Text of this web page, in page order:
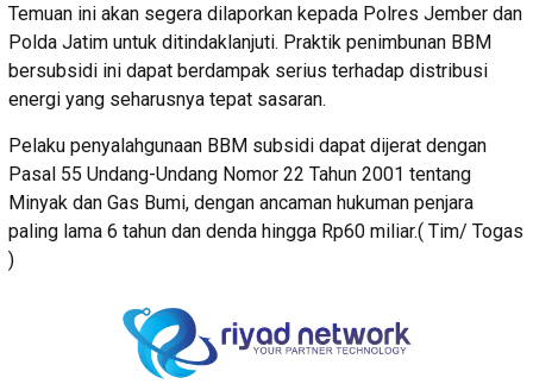
Temuan ini akan segera dilaporkan kepada Polres Jember dan
Polda Jatim untuk ditindaklanjuti. Praktik penimbunan BBM
bersubsidi ini dapat berdampak serius terhadap distribusi
energi yang seharusnya tepat sasaran.
Pelaku penyalahgunaan BBM subsidi dapat dijerat dengan
Pasal 55 Undang-Undang Nomor 22 Tahun 2001 tentang
Minyak dan Gas Bumi, dengan ancaman hukuman penjara
paling lama 6 tahun dan denda hingga Rp60 miliar.( Tim/ Togas
)